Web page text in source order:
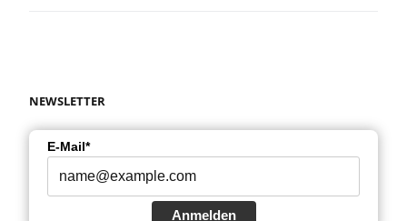
NEWSLETTER
E-Mail*
Anmelden